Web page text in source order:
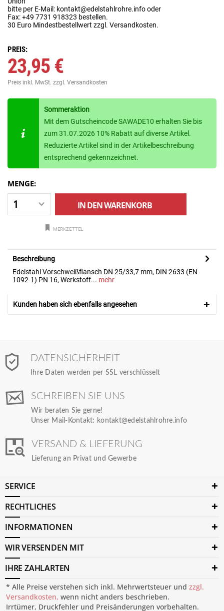
bitte per E-Mail: kontakt@edelstahlrohre.info oder
Fax: +49 7731 918323 bestellen.
30 Euro Mindestbestellwert zzgl. Versandkosten.
PREIS:
23,95 €
Preis inkl. MwSt. zzgl. Versandkosten
Sommeraktion
Mit dem Gutscheincode SAWADE10 erhalten Sie bis
zum 31.07.2026 10% Rabatt auf diverse Artikel.
Reduzierte Artikel sind in der Artikelbeschreibung
entsprechend gekennzeichnet.
MENGE:
IN DENWARENKORB
MERKZETTEL
Beschreibung
Edelstahl Vorschweißflansch DN 25/33,7 mm, DIN 2633 (EN
1092-1) PN 16, Werkstoff... mehr
Kunden haben sich ebenfalls angesehen
DATENSICHERHEIT
Ihre Daten werden per SSL verschlüsselt
SCHREIBEN SIE UNS
Wir beraten Sie gerne!
Unser Mail-Kontakt: kontakt@edelstahlrohre.info
VERSAND & LIEFERUNG
Lieferung an Privat und Gewerbe
SERVICE
RECHTLICHES
INFORMATIONEN
WIR VERSENDEN MIT
IHRE ZAHLARTEN
* Alle Preise verstehen sich inkl. Mehrwertsteuer und zzgl.
Versandkosten, wenn nicht anders beschrieben.
Irrtümer, Druckfehler und Preisänderungen vorbehalten.